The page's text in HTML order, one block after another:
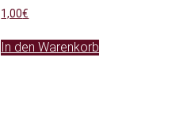
1,00€
In den Warenkorb